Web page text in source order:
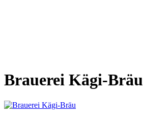
Brauerei Kägi-Bräu